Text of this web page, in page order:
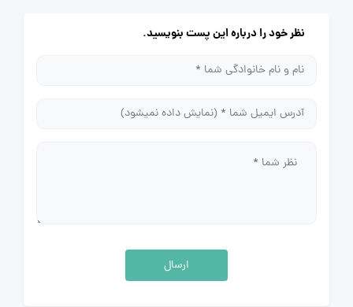
نظر خود را درباره این پست بنویسید.
ارسال